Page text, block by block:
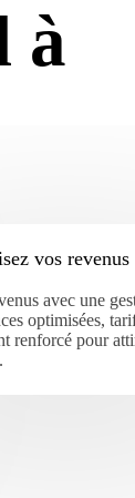
à
vos revenus
avec une
optimisées,
renforcé pour